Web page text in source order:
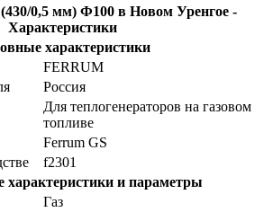
(430/0,5 мм) Ф100 в Новом Уренгое -
Характеристики
характеристики
FERRUM
Россия
Для теплогенераторов на газовом
топливе
Ferrum GS
f2301
характеристики и параметры
Газ